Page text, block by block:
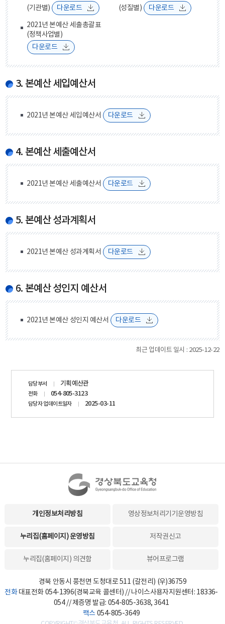
(기관별)
다운로드
(성질별)
다운로드
2021년 본예산 세출총괄표
(정책사업별)
다운로드
3. 본예산 세입예산서
2021년 본예산 세입예산서 다운로드
4. 본예산 세출예산서
2021년 본예산 세출예산서 다운로드
5. 본예산 성과계획서
2021년 본예산 성과계획서 다운로드
6. 본예산 성인지 예산서
2021년 본예산 성인지 예산서 다운로드
최근 업데이트 일시 : 2025-12-22
담당부서 기획예산관
전화 054-805-3123
담당자 업데이트일자 2025-03-11
개인정보처리방침 영상정보처리기기운영방침
누리집(홈페이지) 운영방침 저작권신고
누리집(홈페이지) 의견함 뷰어프로그램
경북 안동시 풍천면 도청대로 511 (갈전리) (우)36759
전화대표전화 054-1396(경북교육 콜센터) // 나이스사용자지원센터: 18336-
054 // 제증명 발급: 054-805-3638, 3641
팩스054-805-3649